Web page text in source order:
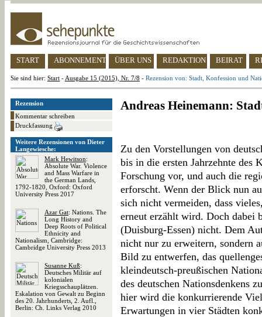
START ABONNEMENT ÜBER UNS REDAKTION BEIRAT
Sie sind hier: Start - Ausgabe 15 (2015), Nr. 7/8 - Rezension von: Stadt, Konfession und
Rezension
Kommentar schreiben
Druckfassung
Weitere Rezensionen von Dieter
Langewiesche:
Mark Hewitson:
Absolute War. Violence
and Mass Warfare in
the German Lands,
1792-1820, Oxford: Oxford
University Press 2017
Azar Gat: Nations. The
Long History and
Deep Roots of Political
Ethnicity and
Nationalism, Cambridge:
Cambridge University Press 2013
Susanne Kuß:
Deutsches Militär auf
kolonialen
Kriegsschauplätzen.
Eskalation von Gewalt zu Beginn
des 20. Jahrhunderts, 2. Aufl.,
Berlin: Ch. Links Verlag 2010
Andreas Heinemann:
Zu den Vorstellungen von
bis in die ersten Jahrzehnte des
Forschung vor, und auch die
erforscht. Wenn der Blick nun
sich nicht vermeiden, dass
erneut erzählt wird. Doch dabei
(Duisburg-Essen) nicht. Dem
nicht nur zu erweitern, sondern
Bild zu entwerfen, das
kleindeutsch-preußischen
des deutschen Nationsdenkens
hier wird die konkurrierende
Erwartungen in vier Städten